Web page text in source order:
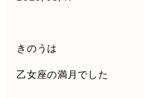
きのうは
乙女座の満月でした